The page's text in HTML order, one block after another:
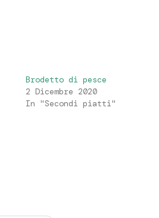
Brodetto di pesce
2 Dicembre 2020
In "Secondi piatti"